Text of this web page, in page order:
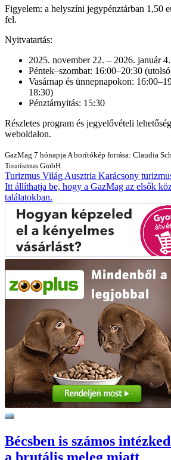
Figyelem: a helyszíni jegypénztárban 1,50
fel.
Nyitvatartás:
2025. november 22. – 2026. január
Péntek–szombat: 16:00–20:30
Vasárnap és ünnepnapokon:
18:30)
Pénztárnyitás: 15:30
Részletes program és jegyelővételi
weboldalon.
GazMag 7 hónapja A borítókép forrása: Claudia
Tourismus GmbH
Turizmus Világ Ausztria Karácsony
Itt állíthatja be, hogy a GazMag az elsők
találatokban.
Bécsben is számos